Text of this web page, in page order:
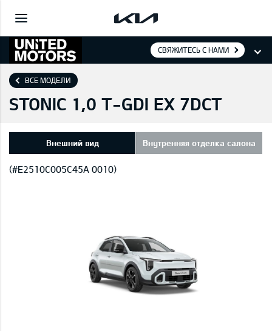
СВЯЖИТЕСЬ С НАМИ
ВСЕ МОДЕЛИ
STONIC 1,0 T-GDI EX 7DCT
Внешний вид Внутренняя отделка салона
(#E2510C005C45A 0010)